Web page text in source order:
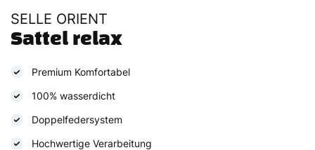
SELLE ORIENT
Sattel relax
Premium Komfortabel
100% wasserdicht
Doppelfedersystem
Hochwertige Verarbeitung